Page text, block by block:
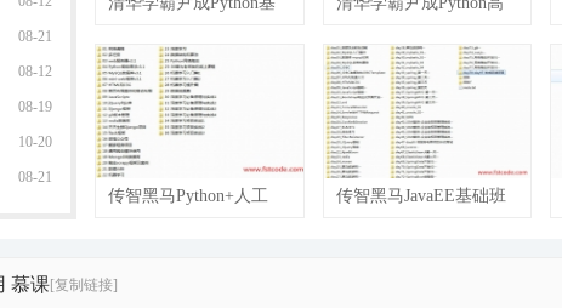
08-21
08-12
08-19
10-20
08-21
传智黑马Python+人工
传智黑马JavaEE基础班
慕课[复制链接]